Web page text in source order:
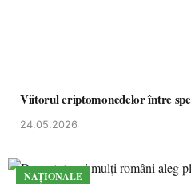
Viitorul criptomonedelor între
24.05.2026
NAȚIONALE